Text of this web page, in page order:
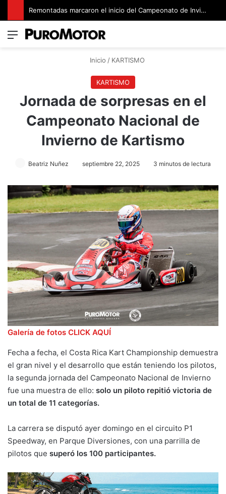
Remontadas marcaron el inicio del Campeonato de Invierno de Kartismo
Menú
Inicio / KARTISMO
KARTISMO
Jornada de sorpresas en el
Campeonato Nacional de
Invierno de Kartismo
Beatriz Nuñez septiembre 22, 2025 3 minutos de lectura
Galería de fotos CLICK AQUÍ
Fecha a fecha, el Costa Rica Kart Championship demuestra
el gran nivel y el desarrollo que están teniendo los pilotos,
la segunda jornada del Campeonato Nacional de Invierno
fue una muestra de ello: solo un piloto repitió victoria de
un total de 11 categorías.
La carrera se disputó ayer domingo en el circuito P1
Speedway, en Parque Diversiones, con una parrilla de
pilotos que superó los 100 participantes.